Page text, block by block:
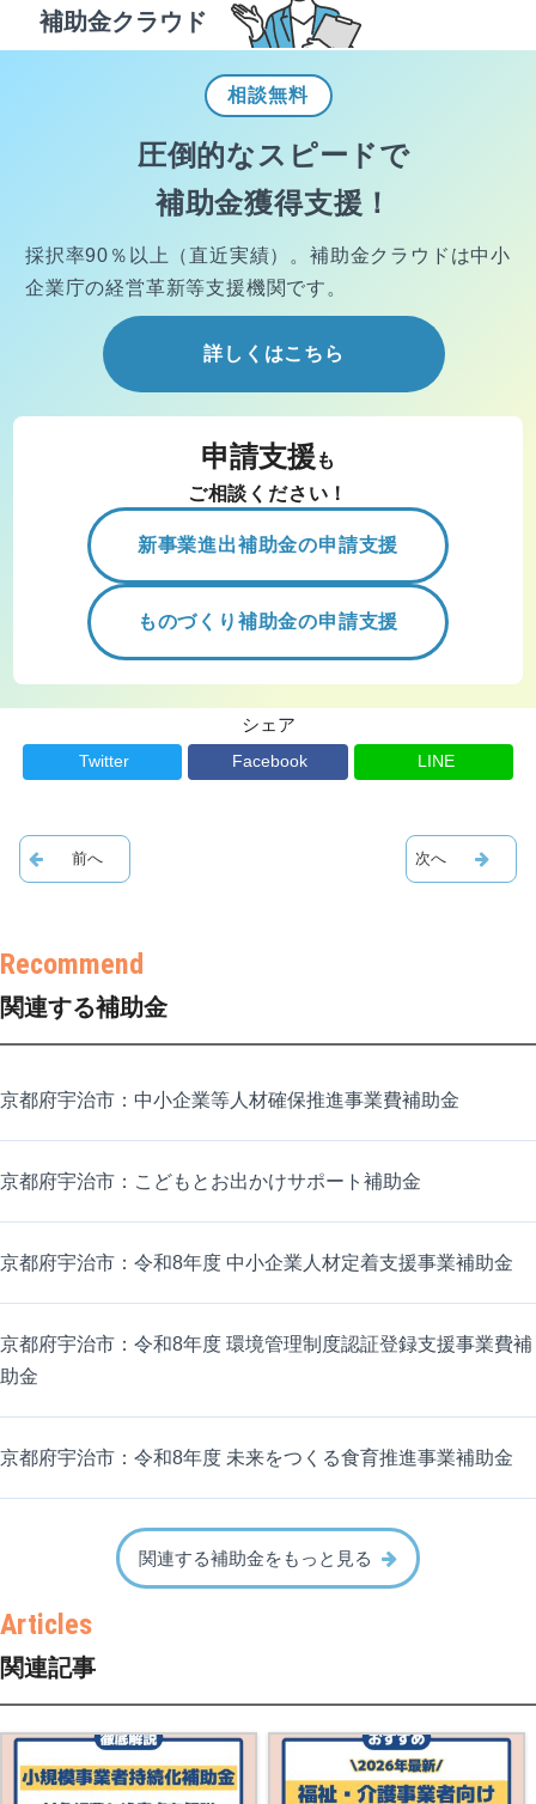
補助金クラウド
相談無料
圧倒的なスピードで
補助金獲得支援！
採択率90％以上（直近実績）。 補助金クラウドは中小
企業庁の経営革新等支援機関です。
詳しくはこちら
申請支援 も
ご相談ください！
新事業進出補助金の申請支援
ものづくり補助金の申請支援
シェア
Twitter Facebook LINE
関連する補助金
京都府宇治市：中小企業等人材確保推進事業費補助金
京都府宇治市：こどもとお出かけサポート補助金
京都府宇治市：令和8年度 中小企業人材定着支援事業補助金
京都府宇治市：令和8年度 環境管理制度認証登録支援事業費補
助金
京都府宇治市：令和8年度 未来をつくる食育推進事業補助金
関連する補助金をもっと見る
関連記事